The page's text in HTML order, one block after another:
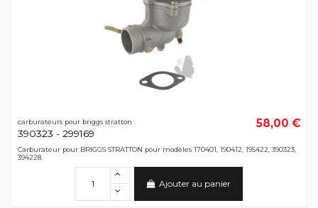
carburateurs pour briggs stratton
390323 - 299169
58,00 €
Carburateur pour BRIGGS STRATTON pour modèles 170401, 190412, 195422, 390323,
394228.
Ajouter au panier